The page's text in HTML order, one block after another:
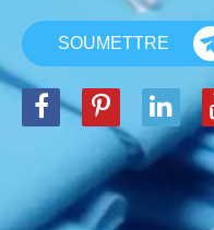
SOUMETTRE